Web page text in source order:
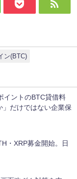
ン(BTC)
イントのBTC貸借料
」だけではない企業保
・XRP募金開始。日